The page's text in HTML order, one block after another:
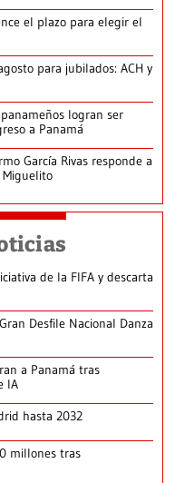
el plazo para elegir el
para jubilados: ACH y
logran ser
a Panamá
García Rivas responde a
Miguelito
de la FIFA y descarta
Desfile Nacional Danza
a Panamá tras
IA
hasta 2032
millones tras